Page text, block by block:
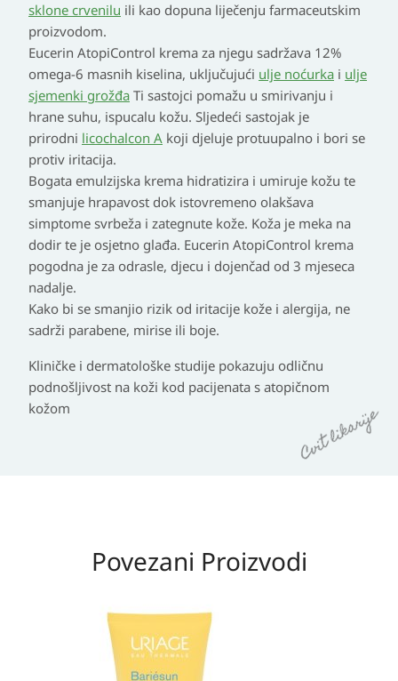
sklone crvenilu ili kao dopuna liječenju farmaceutskim
proizvodom.
Eucerin AtopiControl krema za njegu sadržava 12%
omega-6 masnih kiselina, uključujući ulje noćurka i ulje
sjemenki grožđa Ti sastojci pomažu u smirivanju i
hrane suhu, ispucalu kožu. Sljedeći sastojak je
prirodni licochalcon A koji djeluje protuupalno i bori se
protiv iritacija.
Bogata emulzijska krema hidratizira i umiruje kožu te
smanjuje hrapavost dok istovremeno olakšava
simptome svrbeža i zategnute kože. Koža je meka na
dodir te je osjetno glađa. Eucerin AtopiControl krema
pogodna je za odrasle, djecu i dojenčad od 3 mjeseca
nadalje.
Kako bi se smanjio rizik od iritacije kože i alergija, ne
sadrži parabene, mirise ili boje.
Kliničke i dermatološke studije pokazuju odličnu
podnošljivost na koži kod pacijenata s atopičnom
kožom
Povezani Proizvodi